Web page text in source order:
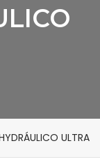
ULTRA